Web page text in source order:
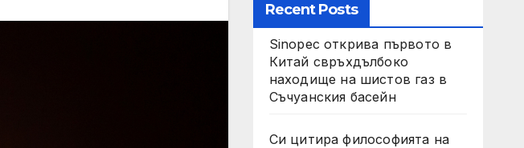
Recent Posts
Sinopec открива първото в
Китай свръхдълбоко
находище на шистов газ в
Съчуанския басейн
Си цитира философията на